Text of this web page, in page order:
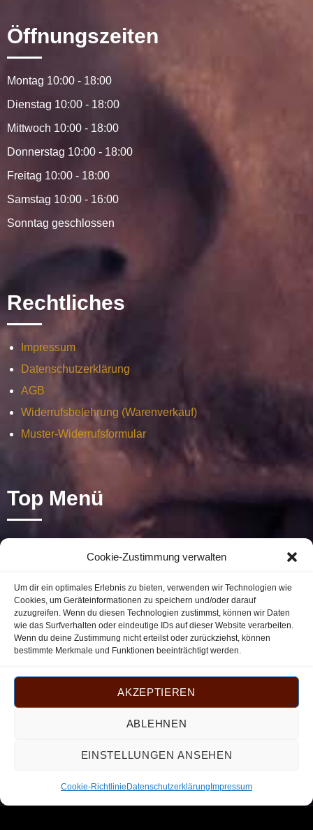
Cookie-Zustimmung verwalten
Um dir ein optimales Erlebnis zu bieten, verwenden wir Technologien wie
Cookies, um Geräteinformationen zu speichern und/oder darauf
zuzugreifen. Wenn du diesen Technologien zustimmst, können wir Daten
wie das Surfverhalten oder eindeutige IDs auf dieser Website verarbeiten.
Wenn du deine Zustimmung nicht erteilst oder zurückziehst, können
bestimmte Merkmale und Funktionen beeinträchtigt werden.
AKZEPTIEREN
ABLEHNEN
EINSTELLUNGEN ANSEHEN
Cookie-Richtlinie Datenschutzerklärung Impressum
Öffnungszeiten
Montag 10:00 - 18:00
Dienstag 10:00 - 18:00
Mittwoch 10:00 - 18:00
Donnerstag 10:00 - 18:00
Freitag 10:00 - 18:00
Samstag 10:00 - 16:00
Sonntag geschlossen
Rechtliches
Impressum
Datenschutzerklärung
AGB
Widerrufsbelehrung (Warenverkauf)
Muster-Widerrufsformular
Top Menü
Kubanische Zigarren
Zigarren nach Herkunftsland
Zigarillos
Gutscheine
Empfehlungen